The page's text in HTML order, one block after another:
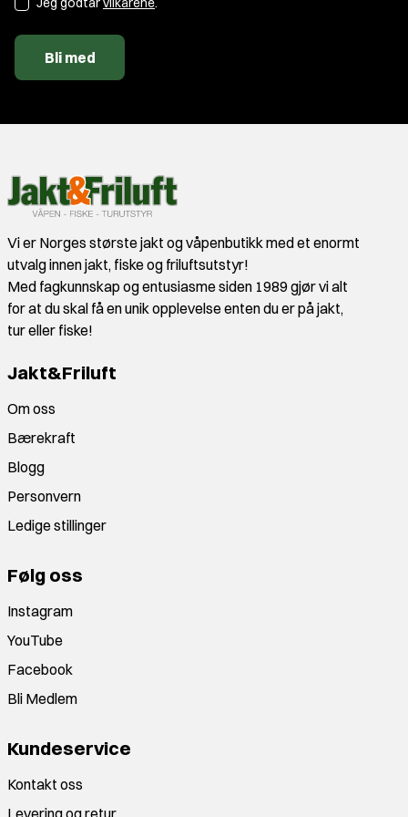
Bli med
Vi er Norges største jakt og våpenbutikk med et enormt
utvalg innen jakt, fiske og friluftsutstyr!
Med fagkunnskap og entusiasme siden 1989 gjør vi alt
for at du skal få en unik opplevelse enten du er på jakt,
tur eller fiske!
Jakt&Friluft
Om oss
Bærekraft
Blogg
Personvern
Ledige stillinger
Følg oss
Instagram
YouTube
Facebook
Bli Medlem
Kundeservice
Kontakt oss
Levering og retur